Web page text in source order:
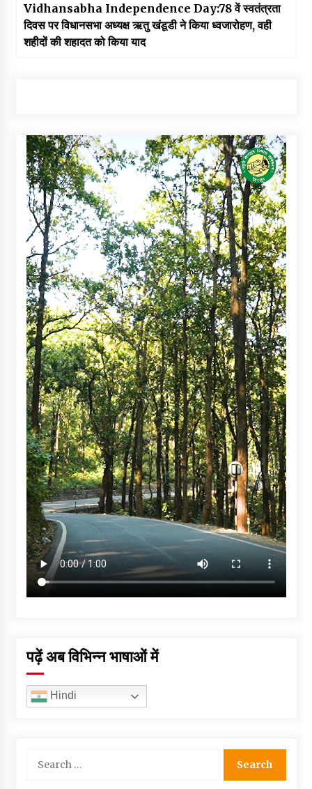
Vidhansabha Independence Day:78 वें स्वतंत्रता
दिवस पर विधानसभा अध्यक्ष ऋतु खंडूडी ने किया ध्वजारोहण, वही
शहीदों की शहादत को किया याद
पढ़ें अब विभिन्न भाषाओं में
Hindi
for: